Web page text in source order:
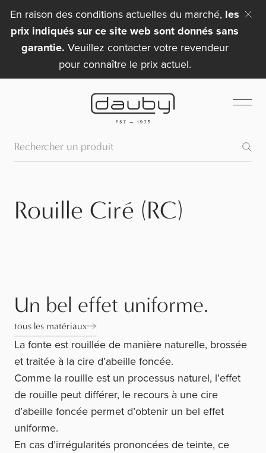
En raison des conditions actuelles du marché, les
prix indiqués sur ce site web sont donnés sans
garantie. Veuillez contacter votre revendeur
pour connaître le prix actuel.
Rouille Ciré (RC)
Un bel effet uniforme.
tous les matériaux
La fonte est rouillée de manière naturelle, brossée
et traitée à la cire d’abeille foncée.
Comme la rouille est un processus naturel, l’effet
de rouille peut différer, le recours à une cire
d’abeille foncée permet d’obtenir un bel effet
uniforme.
En cas d’irrégularités prononcées de teinte, ce